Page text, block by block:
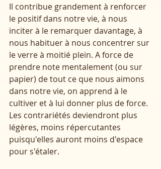
Il contribue grandement à renforcer
le positif dans notre vie, à nous
inciter à le remarquer davantage, à
nous habituer à nous concentrer sur
le verre à moitié plein. A force de
prendre note mentalement (ou sur
papier) de tout ce que nous aimons
dans notre vie, on apprend à le
cultiver et à lui donner plus de force.
Les contrariétés deviendront plus
légères, moins répercutantes
puisqu'elles auront moins d'espace
pour s'étaler.